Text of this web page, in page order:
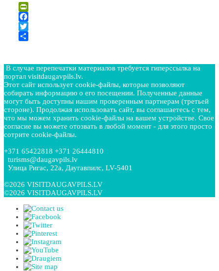
PrintFriendly
Facebook
Twitter
В случае перепечатки материалов требуется гиперссылка на
портал visitdaugavpils.lv.
Этот сайт использует cookie-файлы, которые позволяют
собирать информацию о его посещении. Полученные данные
могут быть доступны нашим проверенным партнерам (третьей
стороне). Продолжая использовать сайт, вы соглашаетесь с тем,
что мы можем хранить cookie-файлы на вашем устройстве. Свое
согласие вы можете отозвать в любой момент - для этого просто
сотрите cookie-файлы.
+371 65422818 +371 26444810
turisms@daugavpils.lv
Улица Ригас, 22a, Даугавпилс, LV-5401
©2026 VISITDAUGAVPILS.LV
©2026 VISITDAUGAVPILS.LV